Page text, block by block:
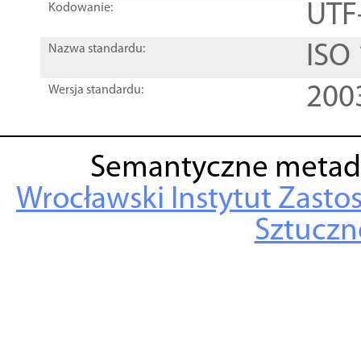
Kodowanie:
Nazwa standardu:
Wersja standardu:
Semantyczne
Wrocławski Instytut